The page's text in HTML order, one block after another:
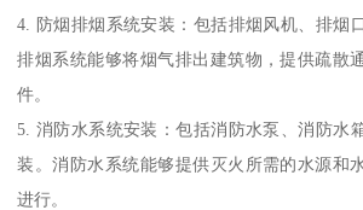
4. 防烟排烟系统安装：包括排烟风机、排烟
排烟系统能够将烟气排出建筑物，提供疏散
件。
5. 消防水系统安装：包括消防水泵、消防水
装。消防水系统能够提供灭火所需的水源和
进行。